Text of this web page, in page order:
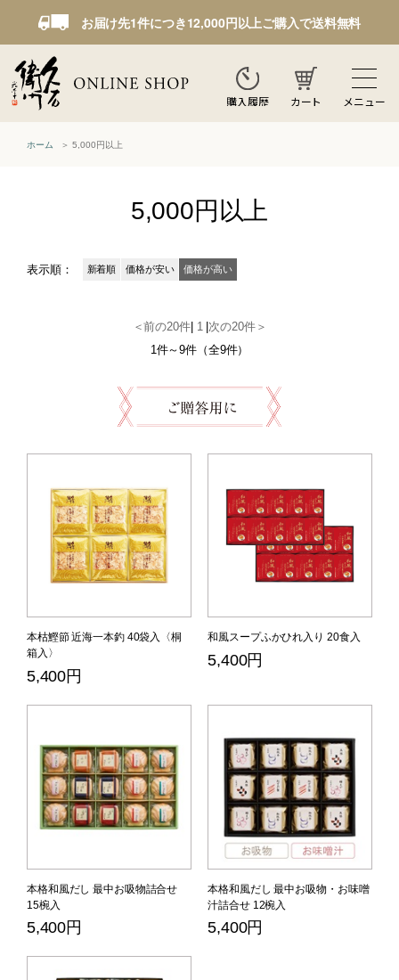
お届け先1件につき12,000円以上ご購入で送料無料
購入履歴 カート メニュー
ホーム 5,000円以上
5,000円以上
表示順： 新着順 価格が安い 価格が高い
＜前の20件| 1 |次の20件＞
1件～9件（全9件）
本枯鰹節 近海一本釣 40袋入〈桐
箱入〉
5,400円
和風スープふかひれ入り 20食入
5,400円
本格和風だし 最中お吸物詰合せ
15椀入
5,400円
本格和風だし 最中お吸物・お味噌
汁詰合せ 12椀入
5,400円